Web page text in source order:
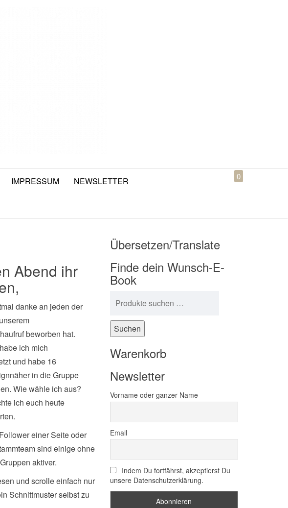
IMPRESSUM NEWSLETTER 0
Abend ihr
danke an jeden der
beworben hat.
ich mich
und habe 16
in die Gruppe
Wie wähle ich aus?
ich euch heute
einer Seite oder
sind einige ohne
aktiver.
und scrolle einfach nur
Schnittmuster selbst zu
Übersetzen/Translate
Finde dein Wunsch-E-
Book
Suchen
Warenkorb
Newsletter
Vorname oder ganzer Name
Email
Indem Du fortfährst, akzeptierst Du
unsere Datenschutzerklärung.